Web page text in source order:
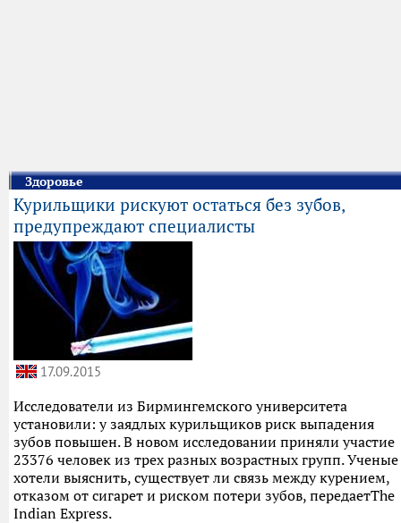
Здоровье
Курильщики рискуют остаться без зубов,
предупреждают специалисты
17.09.2015
Исследователи из Бирмингемского университета
установили: у заядлых курильщиков риск выпадения
зубов повышен. В новом исследовании приняли участие
23376 человек из трех разных возрастных групп. Ученые
хотели выяснить, существует ли связь между курением,
отказом от сигарет и риском потери зубов, передаетThe
Indian Express.